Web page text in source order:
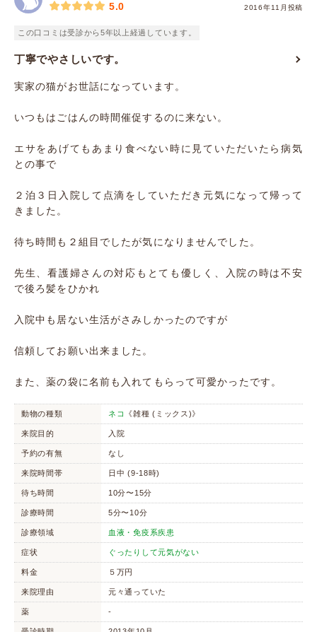
2016年11月投稿
5.0
この口コミは受診から5年以上経過しています。
丁寧でやさしいです。
実家の猫がお世話になっています。
いつもはごはんの時間催促するのに来ない。
エサをあげてもあまり食べない時に見ていただいたら病気
との事で
２泊３日入院して点滴をしていただき元気になって帰って
きました。
待ち時間も２組目でしたが気になりませんでした。
先生、看護婦さんの対応もとても優しく、入院の時は不安
で後ろ髪をひかれ
入院中も居ない生活がさみしかったのですが
信頼してお願い出来ました。
また、薬の袋に名前も入れてもらって可愛かったです。
動物の種類 ネコ 《雑種 (ミックス)》
来院目的 入院
予約の有無 なし
来院時間帯 日中 (9-18時)
待ち時間 10分〜15分
診療時間 5分〜10分
診療領域 血液・免疫系疾患
症状 ぐったりして元気がない
料金 ５万円
来院理由 元々通っていた
薬 -